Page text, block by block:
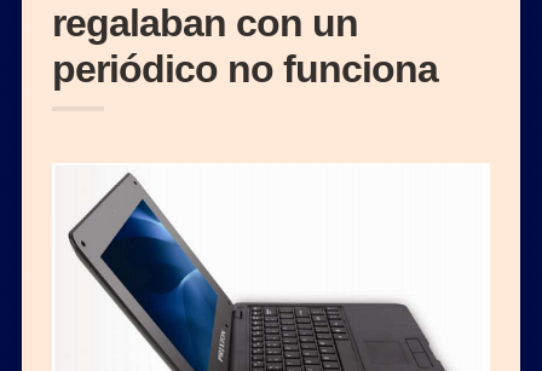
regalaban con un
periódico no funciona